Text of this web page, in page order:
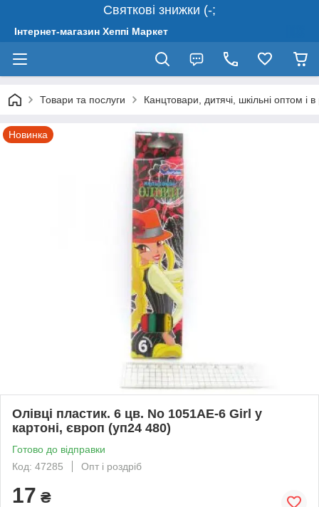
Святкові знижки (-;
Інтернет-магазин Хеппі Маркет
Товари та послуги Канцтовари, дитячі, шкільні оптом і в
Новинка
Олівці пластик. 6 цв. No 1051AE-6 Girl у
картоні, європ (уп24 480)
Готово до відправки
Код: 47285
Опт і роздріб
17 ₴